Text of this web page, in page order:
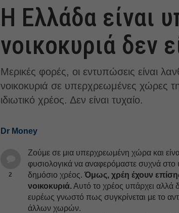
H Ελλάδα είναι
νοικοκυριά δεν
Μερικές φορές, οι εντυπώσεις είναι
νοικοκυριά σε υπερχρεωμένες χώρες
ιδιωτικό χρέος. Δεν είναι τυχαίο.
Dr Money
2
Ζούμε σε μια υπερχρεωμένη χώρα και
φυσιολογικά να αναφερόμαστε συχνά στο
δημόσιο χρέος.Όμως, χρέη έχουν
νοικοκυριά.Αυτό το χρέος υπάρχει αλλά
ευρέως γνωστό πως συγκρίνεται με το
άλλων χωρών.